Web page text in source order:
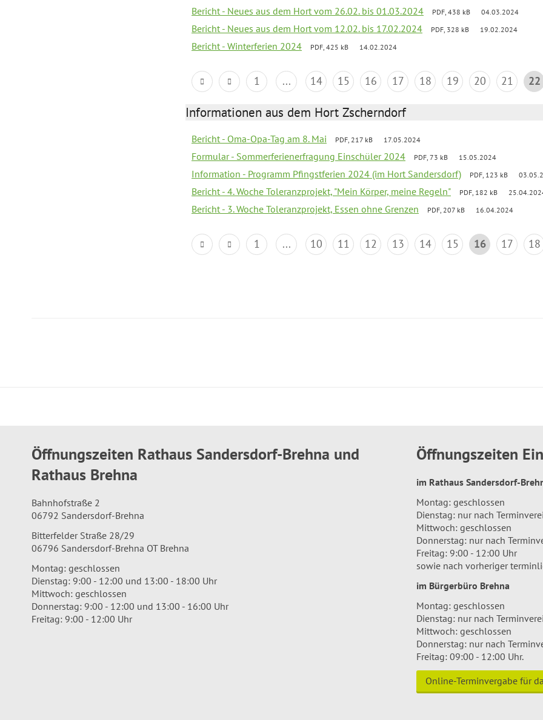
Bericht - Neues aus dem Hort vom 26.02. bis 01.03.2024 PDF, 438 kB 04.03.2024
Bericht - Neues aus dem Hort vom 12.02. bis 17.02.2024 PDF, 328 kB 19.02.2024
Bericht - Winterferien 2024 PDF, 425 kB 14.02.2024
1 ... 14 15 16 17 18 19 20 21 22
Informationen aus dem Hort Zscherndorf
Bericht - Oma-Opa-Tag am 8. Mai PDF, 217 kB 17.05.2024
Formular - Sommerferienerfragung Einschüler 2024 PDF, 73 kB 15.05.2024
Information - Programm Pfingstferien 2024 (im Hort Sandersdorf) PDF, 123 kB
Bericht - 4. Woche Toleranzprojekt, "Mein Körper, meine Regeln" PDF, 182 kB
Bericht - 3. Woche Toleranzprojekt, Essen ohne Grenzen PDF, 207 kB 16.04.2024
1 ... 10 11 12 13 14 15 16 17 18
Öffnungszeiten Rathaus Sandersdorf-Brehna und
Rathaus Brehna
Bahnhofstraße 2
06792 Sandersdorf-Brehna
Bitterfelder Straße 28/29
06796 Sandersdorf-Brehna OT Brehna
Montag: geschlossen
Dienstag: 9:00 - 12:00 und 13:00 - 18:00 Uhr
Mittwoch: geschlossen
Donnerstag: 9:00 - 12:00 und 13:00 - 16:00 Uhr
Freitag: 9:00 - 12:00 Uhr
Öffnungszeiten
im Rathaus Sandersdorf-
Montag: geschlossen
Dienstag: nur nach
Mittwoch: geschlossen
Donnerstag: nur nach
Freitag: 9:00 - 12:00 Uhr
sowie nach vorheriger
im Bürgerbüro Brehna
Montag: geschlossen
Dienstag: nur nach
Mittwoch: geschlossen
Donnerstag: nur nach
Freitag: 09:00 - 12:00 Uhr.
Online-Terminvergabe für